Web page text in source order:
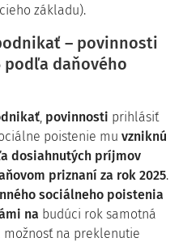
základu).
– povinnosti
podľa daňového
, povinnosti prihlásiť
poistenie mu vzniknú
dosiahnutých príjmov
priznaní za rok 2025.
sociálneho poistenia
na budúci rok samotná
možnosť na preklenutie